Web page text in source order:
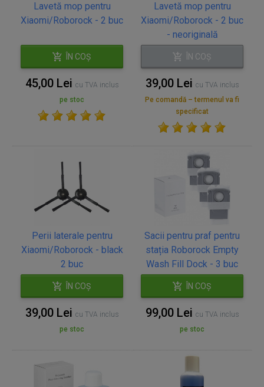
Lavetă mop pentru
Xiaomi/Roborock - 2 buc
ÎN COȘ
45,00 Lei cu TVA inclus
pe stoc
Lavetă mop pentru
Xiaomi/Roborock - 2 buc
- neoriginală
ÎN COȘ
39,00 Lei cu TVA inclus
Pe comandă – termenul va fi
specificat
Perii laterale pentru
Xiaomi/Roborock - black
2 buc
ÎN COȘ
39,00 Lei cu TVA inclus
pe stoc
Sacii pentru praf pentru
stația Roborock Empty
Wash Fill Dock - 3 buc
ÎN COȘ
99,00 Lei cu TVA inclus
pe stoc